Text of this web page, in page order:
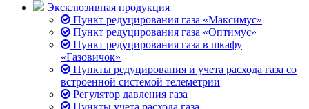
Эксклюзивная продукция
Пункт редуцирования газа «Максимус»
Пункт редуцирования газа «Оптимус»
Пункт редуцирования газа в шкафу
«Газовичок»
Пункты редуцирования и учета расхода газа со
встроенной системой телеметрии
Регулятор давления газа
Пункты учета расхода газа